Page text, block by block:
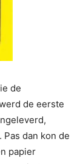
de
de eerste
dan kon de
papier